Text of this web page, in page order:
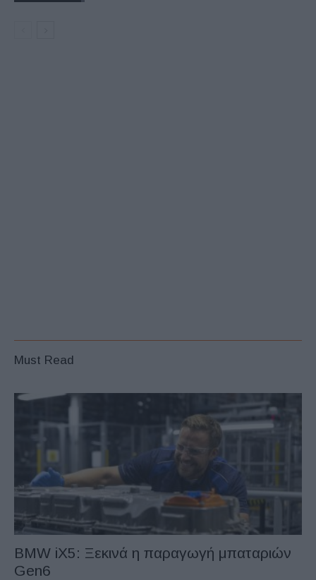
Must Read
BMW iX5: Ξεκινά η παραγωγή μπαταριών
Gen6